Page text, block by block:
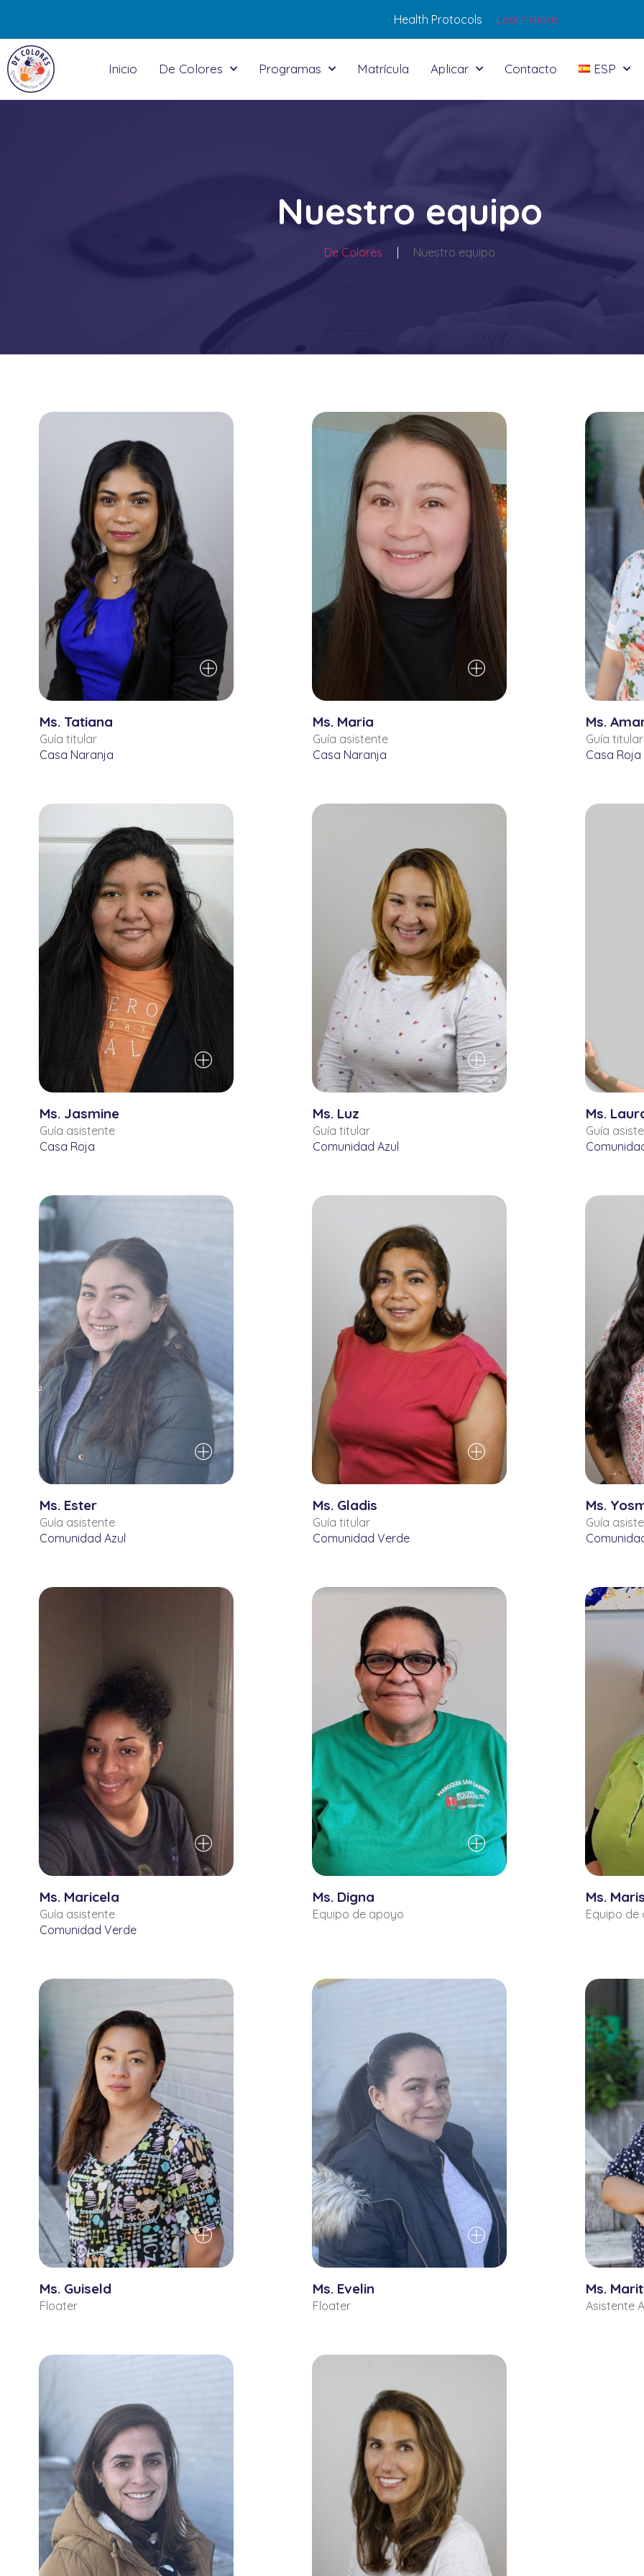
Health Protocols Learn more
Inicio De Colores Programas Matrícula Aplicar Contacto ESP
Nuestro equipo
De Colores | Nuestro equipo
Ms. Tatiana
Guía titular
Casa Naranja
Ms. Maria
Guía asistente
Casa Naranja
Ms.
Guía titular
Casa Roja
Ms. Jasmine
Guía asistente
Casa Roja
Ms. Luz
Guía titular
Comunidad Azul
Ms.
Guía
Ms. Ester
Guía asistente
Comunidad Azul
Ms. Gladis
Guía titular
Comunidad Verde
Ms.
Guía
Ms. Maricela
Guía asistente
Comunidad Verde
Ms. Digna
Equipo de apoyo
Ms.
Equipo de
Ms. Guiseld
Floater
Ms. Evelin
Floater
Ms.
Asistente